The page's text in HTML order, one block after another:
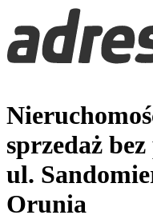
sprzedaż
ul.
Orunia